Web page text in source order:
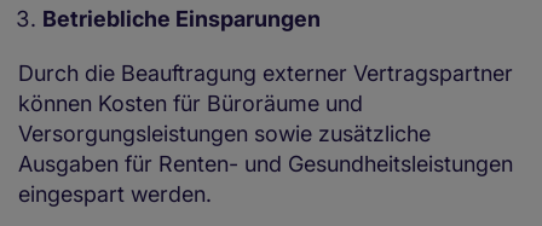
Betriebliche Einsparungen
Durch die Beauftragung externer Vertragspartner
können Kosten für Büroräume und
Versorgungsleistungen sowie zusätzliche
Ausgaben für Renten- und Gesundheitsleistungen
eingespart werden.